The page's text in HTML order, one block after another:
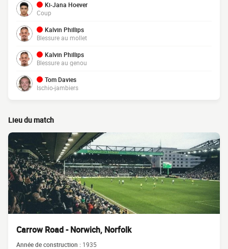
Ki-Jana Hoever
Coup
Kalvin Phillips
Blessure au mollet
Kalvin Phillips
Blessure au genou
Tom Davies
Ischio-jambiers
Lieu du match
Carrow Road - Norwich, Norfolk
Année de construction : 1935